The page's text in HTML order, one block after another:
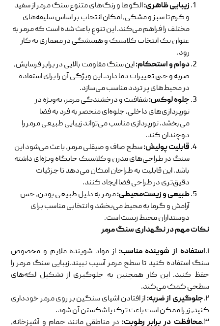
زیبایی ظاهری:الگوها و رنگ‌های متنوع سنگ مرمر از سفید
و کرم تا سبز و مشکی، امکان انتخاب بر اساس سلیقه‌های
مختلف را فراهم می‌کند. این تنوع باعث شده است که مرمر به
عنوان یک انتخاب کلاسیک و همیشگی در معماری به کار
رود.
دوام و استحکام:این سنگ مقاومت بالایی در برابر فرسایش،
ضربه و حتی تغییرات دما دارد. این ویژگی آن را برای استفاده
در محیط‌های پر تردد مناسب می‌سازد.
جلوه لوکس:شفافیت و درخشندگی مرمر، به‌ویژه در
نورپردازی‌های داخلی، جلوه‌ای منحصر به فرد به فضا
می‌بخشد. نورپردازی مناسب می‌تواند زیبایی طبیعی مرمر را
دوچندان کند.
قابلیت پولیش:سطح صاف و صیقلی مرمر، باعث می‌شود این
سنگ در طراحی‌های مدرن و کلاسیک جایگاه ویژه‌ای داشته
باشد. این قابلیت به طراحان امکان می‌دهد تا جزئیات
دقیق‌تری در طراحی فضا ایجاد کنند.
طبیعی و زیست‌محیطی:مرمر به دلیل طبیعی بودن، حس
آرامش و گرما به محیط می‌بخشد و انتخابی مناسب برای
دوستداران محیط زیست است.
نکات مهم در نگهداری سنگ مرمر
۱. استفاده از شوینده مناسب: از مواد شوینده ملایم و مخصوص
سنگ استفاده کنید تا سطح مرمر آسیب نبیند.زیبایی سنگ مرمر را
حفظ کنید. این کار همچنین به جلوگیری از تشکیل لکه‌های
سطحی کمک می‌کند.
۲. جلوگیری از ضربه:از افتادن اشیای سنگین بر روی مرمر خودداری
کنید، زیرا ممکن است باعث ترک یا شکستن آن شود.
۳. محافظت در برابر رطوبت: در مناطقی مانند حمام و آشپزخانه،